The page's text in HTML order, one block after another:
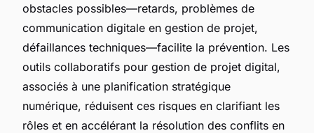
obstacles possibles—retards, problèmes de
communication digitale en gestion de projet,
défaillances techniques—facilite la prévention. Les
outils collaboratifs pour gestion de projet digital,
associés à une planification stratégique
numérique, réduisent ces risques en clarifiant les
rôles et en accélérant la résolution des conflits en